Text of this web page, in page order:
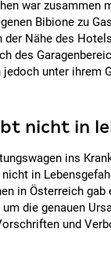
war zusammen
Bibione zu
der Nähe des
des
unter ihrem
nicht in
ins
in
in Österreich gab
die genauen
und